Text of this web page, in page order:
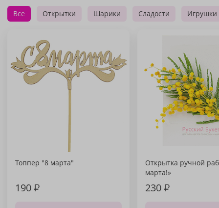
Все Открытки Шарики Сладости Игрушки
Топпер "8 марта"
190₽
Открытка ручной
марта!»
230₽